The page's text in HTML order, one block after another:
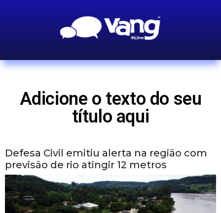
Adicione o texto do seu
título aqui
Defesa Civil emitiu alerta na região com
previsão de rio atingir 12 metros